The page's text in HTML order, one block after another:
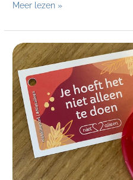
Meer lezen »
Een
hart
onder
de
riem